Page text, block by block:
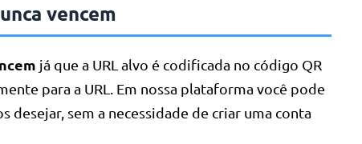
vencem
já que a URL alvo é codificada no código QR
para a URL. Em nossa plataforma você pode
desejar, sem a necessidade de criar uma conta